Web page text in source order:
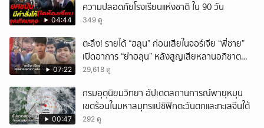
04:44
ความปลอดภัยโรงเรียนแห่งชาติ ใน 90 วัน
349 ดู
07:22
ตะลึง! รายได้ “ฮลุน” ก่อนเสียในจอร์เจีย “พี่ชาย”
เปิดอาการ “ย่าฮลุน” หลังสูญเสียหลานอภิชาต
บุตร!
29,618 ดู
00:47
กรมอุตุนิยมวิทยา อัปเดตสถานการณ์พายุหมุน
เขตร้อนในมหาสมุทรแปซิฟิกตะวันตกและทะเลจีนใต้
292 ดู